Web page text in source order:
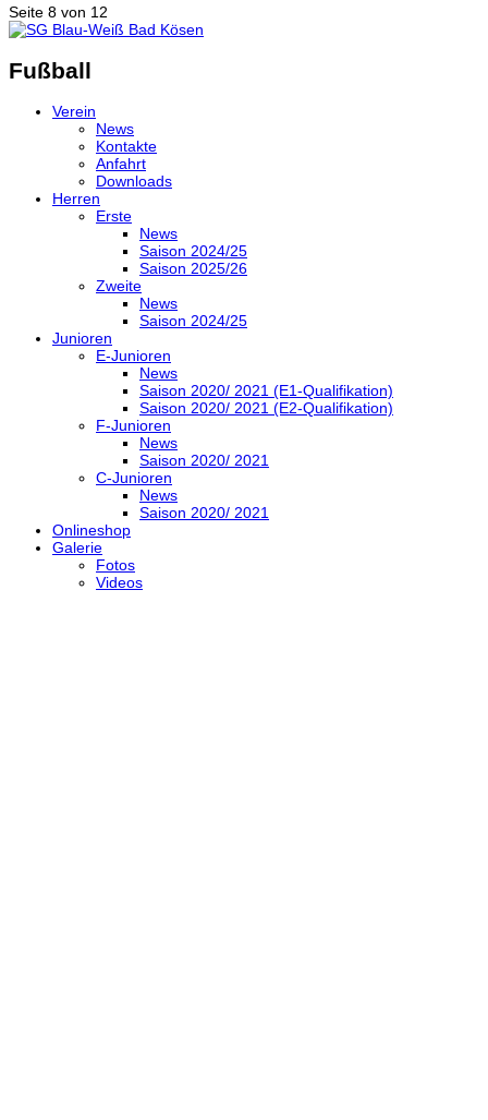
Seite 8 von 12
Fußball
Verein
News
Kontakte
Anfahrt
Downloads
Herren
Erste
News
Saison 2024/25
Saison 2025/26
Zweite
News
Saison 2024/25
Junioren
E-Junioren
News
Saison 2020/ 2021 (E1-Qualifikation)
Saison 2020/ 2021 (E2-Qualifikation)
F-Junioren
News
Saison 2020/ 2021
C-Junioren
News
Saison 2020/ 2021
Onlineshop
Galerie
Fotos
Videos